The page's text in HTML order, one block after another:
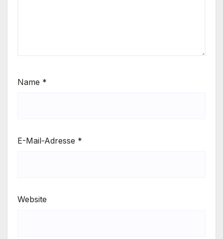
Name *
E-Mail-Adresse *
Website